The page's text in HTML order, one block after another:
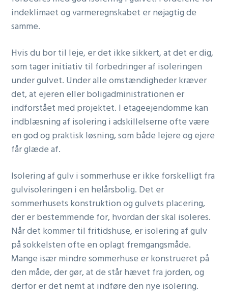
indeklimaet og varmeregnskabet er nøjagtig de
samme.
Hvis du bor til leje, er det ikke sikkert, at det er dig,
som tager initiativ til forbedringer af isoleringen
under gulvet. Under alle omstændigheder kræver
det, at ejeren eller boligadministrationen er
indforstået med projektet. I etageejendomme kan
indblæsning af isolering i adskillelserne ofte være
en god og praktisk løsning, som både lejere og ejere
får glæde af.
Isolering af gulv i sommerhuse er ikke forskelligt fra
gulvisoleringen i en helårsbolig. Det er
sommerhusets konstruktion og gulvets placering,
der er bestemmende for, hvordan der skal isoleres.
Når det kommer til fritidshuse, er isolering af gulv
på sokkelsten ofte en oplagt fremgangsmåde.
Mange især mindre sommerhuse er konstrueret på
den måde, der gør, at de står hævet fra jorden, og
derfor er det nemt at indføre den nye isolering.